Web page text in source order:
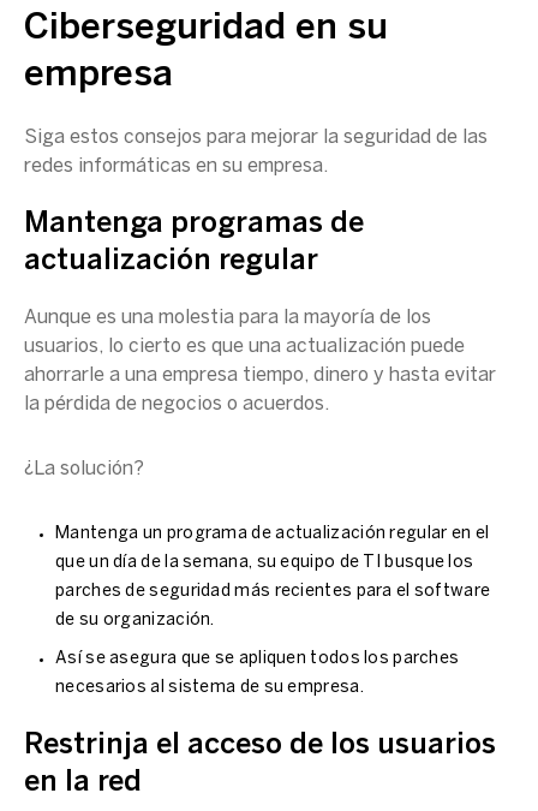
Ciberseguridad en su
empresa
Siga estos consejos para mejorar la seguridad de las
redes informáticas en su empresa.
Mantenga programas de
actualización regular
Aunque es una molestia para la mayoría de los
usuarios, lo cierto es que una actualización puede
ahorrarle a una empresa tiempo, dinero y hasta evitar
la pérdida de negocios o acuerdos.
¿La solución?
Mantenga un programa de actualización regular en el
que un día de la semana, su equipo de TI busque los
parches de seguridad más recientes para el software
de su organización.
Así se asegura que se apliquen todos los parches
necesarios al sistema de su empresa.
Restrinja el acceso de los usuarios
en la red